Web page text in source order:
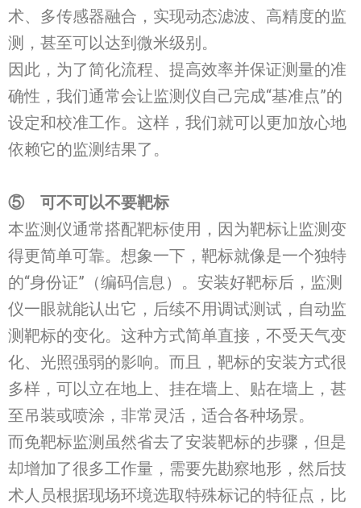
术、多传感器融合，实现动态滤波、高精度的监
测，甚至可以达到微米级别。
因此，为了简化流程、提高效率并保证测量的准
确性，我们通常会让监测仪自己完成“基准点”的
设定和校准工作。这样，我们就可以更加放心地
依赖它的监测结果了。
⑤ 可不可以不要靶标
本监测仪通常搭配靶标使用，因为靶标让监测变
得更简单可靠。想象一下，靶标就像是一个独特
的“身份证”（编码信息）。安装好靶标后，监测
仪一眼就能认出它，后续不用调试测试，自动监
测靶标的变化。这种方式简单直接，不受天气变
化、光照强弱的影响。而且，靶标的安装方式很
多样，可以立在地上、挂在墙上、贴在墙上，甚
至吊装或喷涂，非常灵活，适合各种场景。
而免靶标监测虽然省去了安装靶标的步骤，但是
却增加了很多工作量，需要先勘察地形，然后技
术人员根据现场环境选取特殊标记的特征点，比